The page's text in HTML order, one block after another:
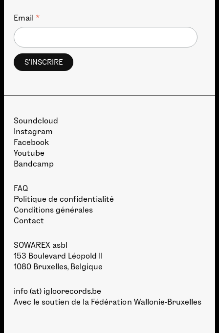
Email *
Soundcloud
Instagram
Facebook
Youtube
Bandcamp
FAQ
Politique de confidentialité
Conditions générales
Contact
SOWAREX asbl
153 Boulevard Léopold II
1080 Bruxelles, Belgique
info (at) igloorecords.be
Avec le soutien de la Fédération Wallonie-Bruxelles